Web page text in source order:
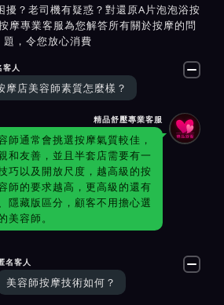
擾？老司機有疑惑？對還原A片泡泡浴按
摩專業客服為您解答所有關於按摩的問
題，令您放心消費
客人
摩店美容師素質怎麼樣？
精品舒壓專業客服
師通常會挑選按摩氣質較佳，
和友善，並且半套店需要有一
巧以及開放尺度，越高級的按
師的要求越高，更高級的還有
隱藏版區分，顧客不用擔心選
美容師。
名客人
美容師按摩技術如何？